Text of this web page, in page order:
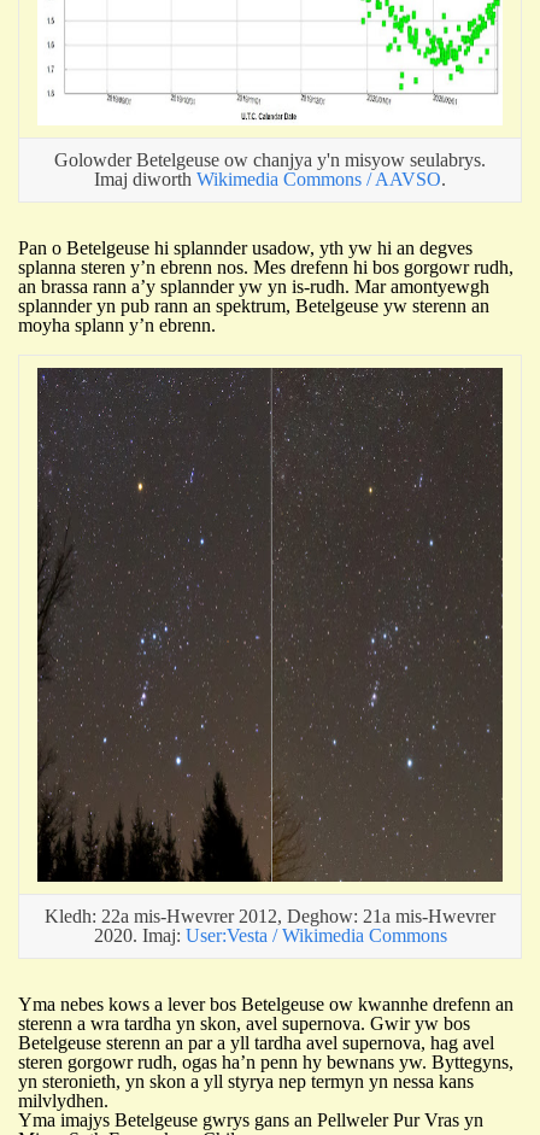
Golowder Betelgeuse ow chanjya y'n misyow seulabrys.
Imaj diworth Wikimedia Commons / AAVSO.
Pan o Betelgeuse hi splannder usadow, yth yw hi an degves
splanna steren y’n ebrenn nos. Mes drefenn hi bos gorgowr rudh,
an brassa rann a’y splannder yw yn is-rudh. Mar amontyewgh
splannder yn pub rann an spektrum, Betelgeuse yw sterenn an
moyha splann y’n ebrenn.
Kledh: 22a mis-Hwevrer 2012, Deghow: 21a mis-Hwevrer
2020. Imaj: User:Vesta / Wikimedia Commons
Yma nebes kows a lever bos Betelgeuse ow kwannhe drefenn an
sterenn a wra tardha yn skon, avel supernova. Gwir yw bos
Betelgeuse sterenn an par a yll tardha avel supernova, hag avel
steren gorgowr rudh, ogas ha’n penn hy bewnans yw. Byttegyns,
yn steronieth, yn skon a yll styrya nep termyn yn nessa kans
milvlydhen.
Yma imajys Betelgeuse gwrys gans an Pellweler Pur Vras yn